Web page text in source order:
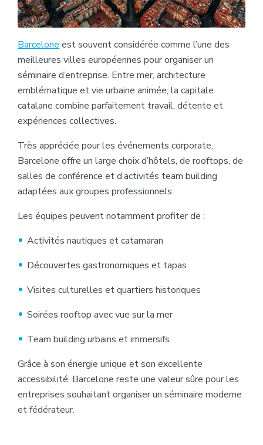
Barcelone est souvent considérée comme l’une des
meilleures villes européennes pour organiser un
séminaire d’entreprise. Entre mer, architecture
emblématique et vie urbaine animée, la capitale
catalane combine parfaitement travail, détente et
expériences collectives.
Très appréciée pour les événements corporate,
Barcelone offre un large choix d’hôtels, de rooftops, de
salles de conférence et d’activités team building
adaptées aux groupes professionnels.
Les équipes peuvent notamment profiter de :
Activités nautiques et catamaran
Découvertes gastronomiques et tapas
Visites culturelles et quartiers historiques
Soirées rooftop avec vue sur la mer
Team building urbains et immersifs
Grâce à son énergie unique et son excellente
accessibilité, Barcelone reste une valeur sûre pour les
entreprises souhaitant organiser un séminaire moderne
et fédérateur.